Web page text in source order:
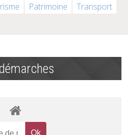
Patrimoine Transport